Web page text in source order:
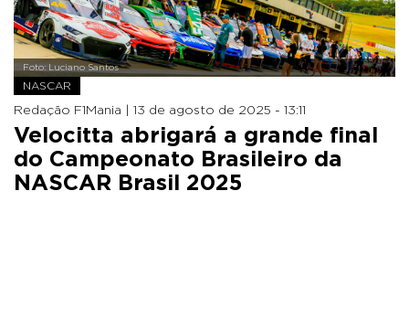
Foto: Luciano Santos
NASCAR
Redação F1Mania | 13 de agosto de 2025 - 13:11
Velocitta abrigará a grande final
do Campeonato Brasileiro da
NASCAR Brasil 2025